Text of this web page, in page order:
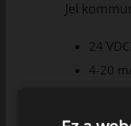
Jel
24
4-20